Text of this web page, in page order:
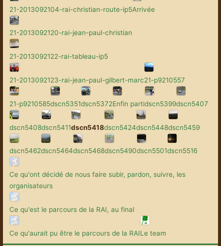
21-2013092104-rai-christian-route-ip5Arrivée
21-2013092120-rai-jean-paul-christian
21-2013092122-rai-tableau-ip5
21-2013092123-rai-jean-paul-gilbert-marc21-p9210557
21-p9210585dscn5351dscn5372Enfin partidscn5399dscn5407
dscn5408dscn5411dscn5418dscn5424dscn5448dscn5459
dscn5462dscn5464dscn5468dscn5490dscn5501dscn5516
Ce qu'ont décidé de nous faire subir, pardon, suivre, les
organisateurs
Ce qu'est le parcours de la RAI, au final
Ce qu'aurait pu être le parcours de la RAILe team